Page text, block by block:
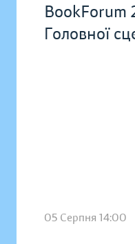
BookForum
Головної
05 Серпня 14:00